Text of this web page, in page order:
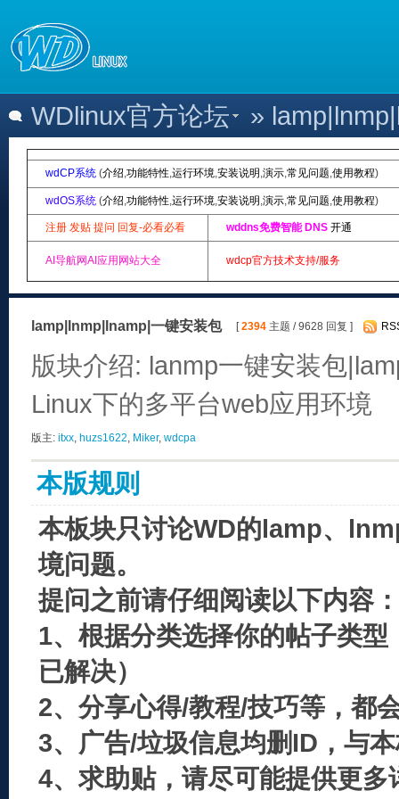
WDlinux官方论坛 »
wdCP系统 (介绍,功能特性,运行环境,安装说明 ,演示,常见问题,使用教程)
wdOS系统 (介绍,功能特性,运行环境,安装说明 ,演示,常见问题,使用教程)
注册 发贴 提问 回复-必看必看 wddns免费智能 DNS 开通
AI导航网AI应用网站大全 wdcp官方技术支持/服务
lamp|lnmp|lnamp|一键安装包 [2394 主题 / 9628 回复 ]
版块介绍: lanmp一键安装包
Linux下的多平台web应用环境
版主: itxx, huzs1622, Miker, wdcpa
本版规则
本板块只讨论WD的lamp、
境问题。
提问之前请仔细阅读以下内容：
1、根据分类选择你的帖子类
已解决）
2、分享心得/教程/技巧等，都
3、广告/垃圾信息均删ID，与
4、求助贴，请尽可能提供更